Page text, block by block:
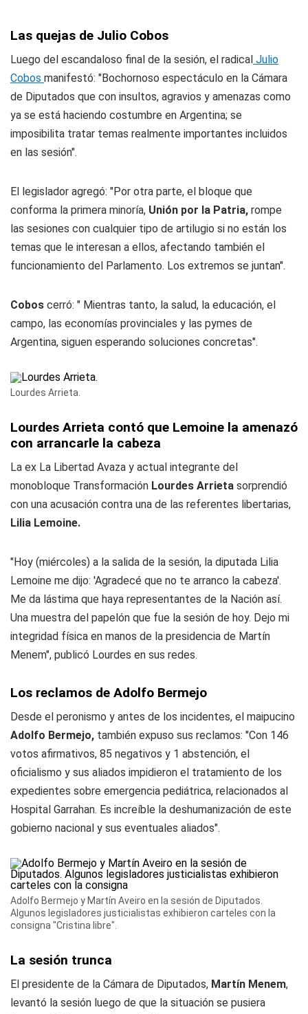
Las quejas de Julio Cobos
Luego del escandaloso final de la sesión, el radical Julio
Cobos manifestó: "Bochornoso espectáculo en la Cámara
de Diputados que con insultos, agravios y amenazas como
ya se está haciendo costumbre en Argentina; se
imposibilita tratar temas realmente importantes incluidos
en las sesión".
El legislador agregó: "Por otra parte, el bloque que
conforma la primera minoría, Unión por la Patria, rompe
las sesiones con cualquier tipo de artilugio si no están los
temas que le interesan a ellos, afectando también el
funcionamiento del Parlamento. Los extremos se juntan".
Cobos cerró: " Mientras tanto, la salud, la educación, el
campo, las economías provinciales y las pymes de
Argentina, siguen esperando soluciones concretas".
Lourdes Arrieta.
Lourdes Arrieta contó que Lemoine la amenazó
con arrancarle la cabeza
La ex La Libertad Avaza y actual integrante del
monobloque Transformación Lourdes Arrieta sorprendió
con una acusación contra una de las referentes libertarias,
Lilia Lemoine.
"Hoy (miércoles) a la salida de la sesión, la diputada Lilia
Lemoine me dijo: 'Agradecé que no te arranco la cabeza'.
Me da lástima que haya representantes de la Nación así.
Una muestra del papelón que fue la sesión de hoy. Dejo mi
integridad física en manos de la presidencia de Martín
Menem", publicó Lourdes en sus redes.
Los reclamos de Adolfo Bermejo
Desde el peronismo y antes de los incidentes, el maipucino
Adolfo Bermejo, también expuso sus reclamos: "Con 146
votos afirmativos, 85 negativos y 1 abstención, el
oficialismo y sus aliados impidieron el tratamiento de los
expedientes sobre emergencia pediátrica, relacionados al
Hospital Garrahan. Es increíble la deshumanización de este
gobierno nacional y sus eventuales aliados".
Adolfo Bermejo y Martín Aveiro en la sesión de Diputados.
Algunos legisladores justicialistas exhibieron carteles con la
consigna "Cristina libre".
La sesión trunca
El presidente de la Cámara de Diputados, Martín Menem,
levantó la sesión luego de que la situación se pusiera